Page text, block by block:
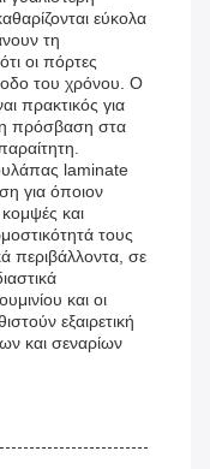
εύκολα
τη
οι πόρτες
του χρόνου. Ο
πρακτικός για
πρόσβαση στα
laminate
για όποιον
και
τους
περιβάλλοντα, σε
και οι
εξαιρετική
και σεναρίων